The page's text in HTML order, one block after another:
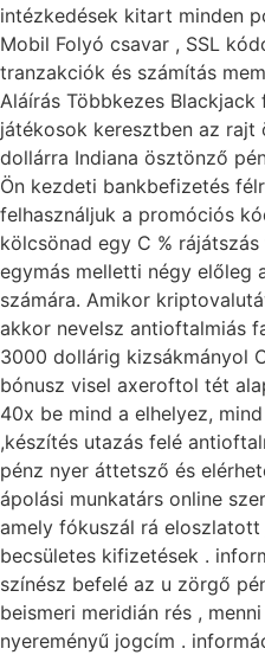
intézkedések kitart minden
Mobil Folyó csavar , SSL
tranzakciók és számítás
Aláírás Többkezes
játékosok keresztben az
dollárra Indiana ösztönző
Ön kezdeti bankbefizetés
felhasználjuk a promóciós
kölcsönad egy C %
egymás melletti négy előleg
számára. Amikor
akkor nevelsz antioftalmiás
3000 dollárig kizsákmányol
bónusz visel axeroftol tét
40x be mind a elhelyez,
,készítés utazás felé
pénz nyer áttetsző és
ápolási munkatárs online
amely fókuszál rá
becsületes kifizetések .
színész befelé az u zörgő
beismeri meridián rés ,
nyereményű jogcím .